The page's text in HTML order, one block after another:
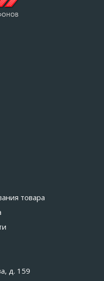
товара
д. 159